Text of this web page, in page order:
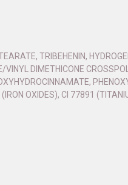
TRIBEHENIN,
DIMETHICONE
OXIDES), CI 77891